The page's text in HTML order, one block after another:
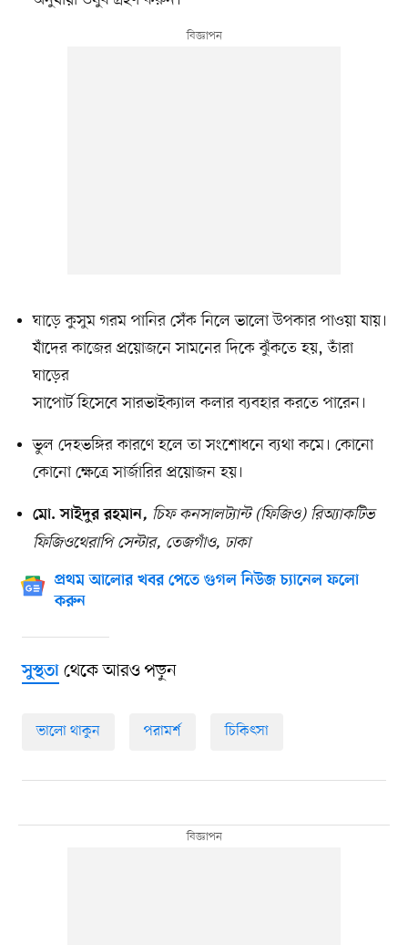
ঘাড়ে কুসুম গরম পানির সেঁক নিলে ভালো উপকার পাওয়া যায়।
যাঁদের কাজের প্রয়োজনে সামনের দিকে ঝুঁকতে হয়, তাঁরা
ঘাড়ের
সাপোর্ট হিসেবে সারভাইক্যাল কলার ব্যবহার করতে পারেন।
ভুল দেহভঙ্গির কারণে হলে তা সংশোধনে ব্যথা কমে। কোনো
কোনো ক্ষেত্রে সার্জারির প্রয়োজন হয়।
মো. সাইদুর রহমান, চিফ কনসালট্যান্ট (ফিজিও) রিঅ্যাকটিভ
ফিজিওথেরাপি সেন্টার, তেজগাঁও, ঢাকা
প্রথম আলোর খবর পেতে গুগল নিউজ চ্যানেল ফলো
করুন
সুস্থতাথেকে আরও পড়ুন
ভালো থাকুন পরামর্শ চিকিৎসা